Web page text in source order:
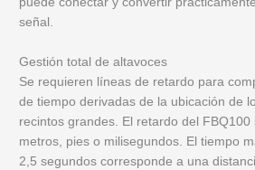
señal.
Gestión total de altavoces
Se requieren líneas de retardo para
de tiempo derivadas de la ubicación de
recintos grandes. El retardo del
metros, pies o milisegundos. El tiempo
2,5 segundos corresponde a una